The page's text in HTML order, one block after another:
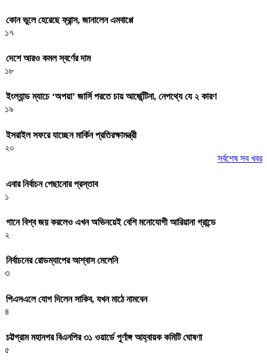
কোন ভুলে হেরেছে ফ্রান্স, জানালেন এমবাপ্পে
১৭
দেশে আরও কমল স্বর্ণের দাম
১৮
ইংল্যান্ড ম্যাচে ‘অপয়া’ জার্সি পরতে চায় আর্জেন্টিনা, নেপথ্যে যে ২ কারণ
১৯
ইসরাইল সফরে যাচ্ছেন মার্কিন প্রতিরক্ষামন্ত্রী
২০
সর্বশেষ সব খবর
এবার নির্বাচন পেছানোর প্রস্তাব
১
গানে বিশ্ব জয় করলেও এখন অভিনয়েই বেশি মনোযোগী আরিয়ানা গ্রান্ডে
২
নির্বাচনের রোডম্যাপের আশ্বাস মেলেনি
৩
পিএসএলে যোগ দিলেন সাকিব, যখন মাঠে নামবেন
৪
চট্টগ্রাম মহানগর বিএনপির ৩১ ওয়ার্ডে পূর্ণাঙ্গ আহ্বায়ক কমিটি ঘোষণা
৫